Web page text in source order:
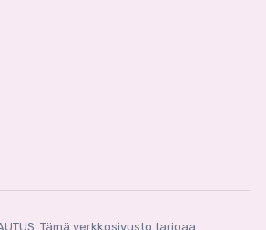
Tämä verkkosivusto tarjoaa